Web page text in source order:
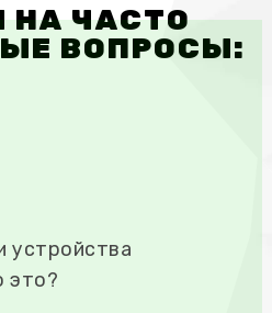
НА ЧАСТО
ВОПРОСЫ:
устройства
это?